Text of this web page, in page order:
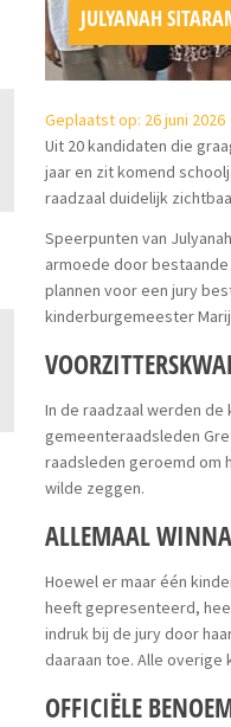
JULYANAH
Geplaatst op: 26 juni 2026
Uit 20 kandidaten die
jaar en zit komend
raadzaal duidelijk
Speerpunten van
armoede door
plannen voor een jury
kinderburgemeester
In de raadzaal werden
gemeenteraadsleden
raadsleden geroemd om
wilde zeggen.
ALLEMAAL
Hoewel er maar één
heeft gepresenteerd,
indruk bij de jury door
daaraan toe. Alle overige
OFFICIËLE